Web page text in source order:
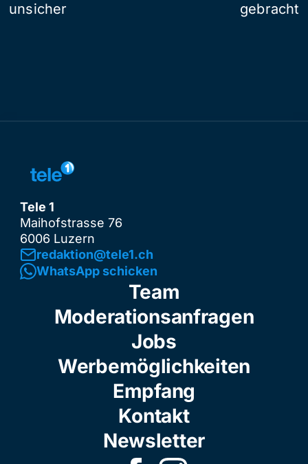
unsicher
gebracht
Tele 1
Maihofstrasse 76
6006 Luzern
redaktion@tele1.ch
WhatsApp schicken
Team
Moderationsanfragen
Jobs
Werbemöglichkeiten
Empfang
Kontakt
Newsletter